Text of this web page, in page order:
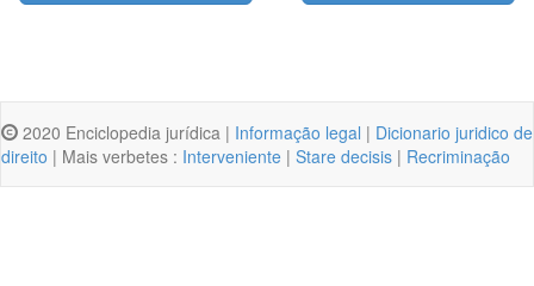
2020 Enciclopedia jurídica | Informação legal | Dicionario juridico de
direito | Mais verbetes : Interveniente | Stare decisis | Recriminação